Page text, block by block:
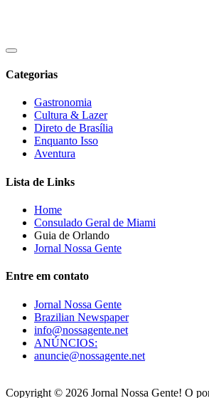
Categorias
Gastronomia
Cultura & Lazer
Direto de Brasília
Enquanto Isso
Aventura
Lista de Links
Home
Consulado Geral de Miami
Guia de Orlando
Jornal Nossa Gente
Entre em contato
Jornal Nossa Gente
Brazilian Newspaper
info@nossagente.net
ANÚNCIOS:
anuncie@nossagente.net
Copyright © 2026 Jornal Nossa Gente! O